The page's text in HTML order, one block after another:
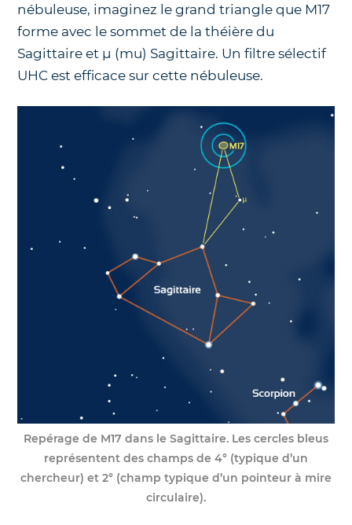
nébuleuse, imaginez le grand triangle que M17
forme avec le sommet de la théière du
Sagittaire et μ (mu) Sagittaire. Un filtre sélectif
UHC est efficace sur cette nébuleuse.
Repérage de M17 dans le Sagittaire. Les cercles bleus
représentent des champs de 4° (typique d’un
chercheur) et 2° (champ typique d’un pointeur à mire
circulaire).